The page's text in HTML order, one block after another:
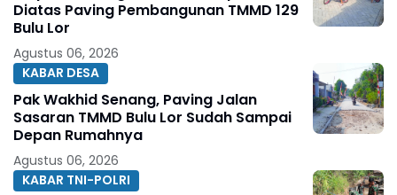
Diatas Paving Pembangunan TMMD 129
Bulu Lor
Agustus 06, 2026
KABAR DESA
Pak Wakhid Senang, Paving Jalan
Sasaran TMMD Bulu Lor Sudah Sampai
Depan Rumahnya
Agustus 06, 2026
KABAR TNI-POLRI